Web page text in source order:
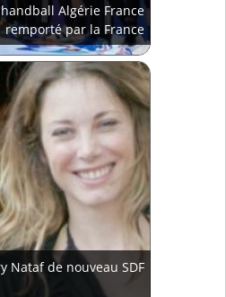
Algérie France
remporté par la France
Nataf de nouveau SDF